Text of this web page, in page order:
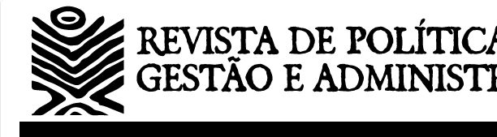
Navegação
Principal
Conteúdo
principal
Barra
Lateral